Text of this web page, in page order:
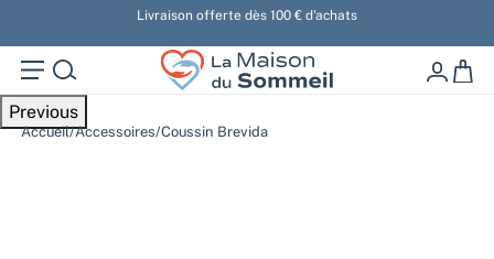
Livraison offerte dès 100 € d'achats
La Maison Du
0
Accueil/Accessoires/Coussin Brevida
Previous